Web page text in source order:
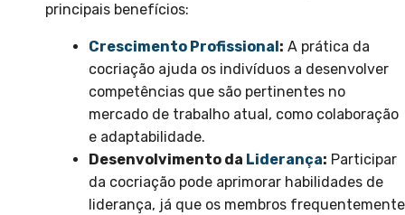
principais benefícios:
Crescimento Profissional : A prática da
cocriação ajuda os indivíduos a desenvolver
competências que são pertinentes no
mercado de trabalho atual, como colaboração
e adaptabilidade.
Desenvolvimento da Liderança: Participar
da cocriação pode aprimorar habilidades de
liderança, já que os membros frequentemente